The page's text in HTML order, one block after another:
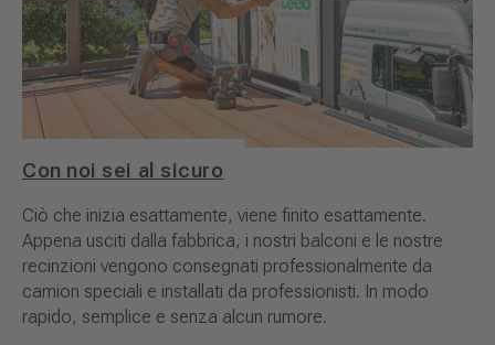
Con noi sei al sicuro
Ciò che inizia esattamente, viene finito esattamente.
Appena usciti dalla fabbrica, i nostri balconi e le nostre
recinzioni vengono consegnati professionalmente da
camion speciali e installati da professionisti. In modo
rapido, semplice e senza alcun rumore.